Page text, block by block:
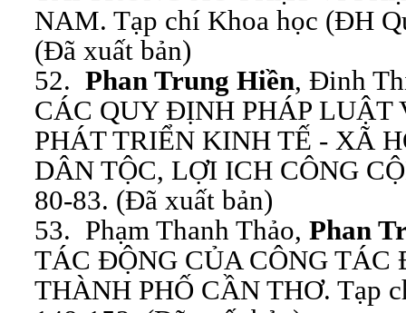
NAM. Tạp chí Khoa học (ĐH
(Đã xuất bản)
52. Phan Trung Hiền, Đinh
CÁC QUY ĐỊNH PHÁP
PHÁT TRIỂN KINH TẾ - XÃ
DÂN TỘC, LỢI ICH CÔNG
80-83. (Đã xuất bản)
53. Phạm Thanh Thảo, Phan
TÁC ĐỘNG CỦA CÔNG
THÀNH PHỐ CẦN THƠ. Tạp